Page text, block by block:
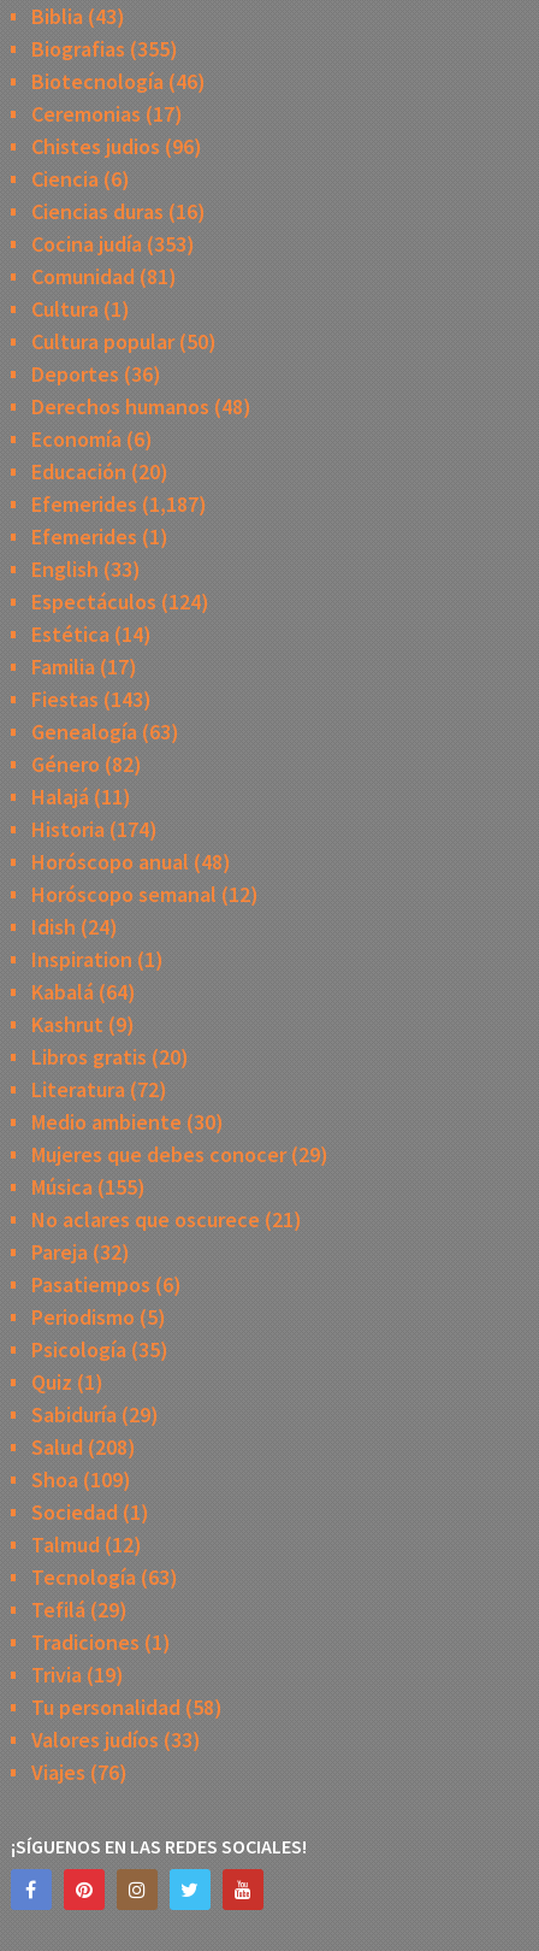
Biblia(43)
Biografias (355)
Biotecnología(46)
Ceremonias (17)
Chistes judios (96)
Ciencia(6)
Ciencias duras (16)
Cocina judía(353)
Comunidad(81)
Cultura(1)
Cultura popular(50)
Deportes (36)
Derechos humanos (48)
Economía(6)
Educación (20)
Efemerides (1,187)
Efemerides (1)
English (33)
Espectáculos (124)
Estética(14)
Familia(17)
Fiestas (143)
Genealogía(63)
Género (82)
Halajá(11)
Historia(174)
Horóscopo anual (48)
Horóscopo semanal (12)
Idish (24)
Inspiration (1)
Kabalá(64)
Kashrut (9)
Libros gratis (20)
Literatura(72)
Medio ambiente (30)
Mujeres que debes conocer(29)
Música(155)
No aclares que oscurece (21)
Pareja(32)
Pasatiempos (6)
Periodismo (5)
Psicología(35)
Quiz (1)
Sabiduría(29)
Salud (208)
Shoa(109)
Sociedad(1)
Talmud (12)
Tecnología(63)
Tefilá(29)
Tradiciones (1)
Trivia(19)
Tu personalidad(58)
Valores judíos (33)
Viajes (76)
¡SÍGUENOS EN LAS REDES SOCIALES!